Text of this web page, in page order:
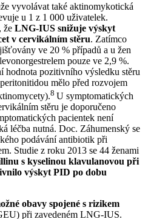
vyvolávat také aktinomykotická
u 1 z 1 000 uživatelek.
že LNG-IUS snižuje výskyt
v cervikálním stěru. Zatímco
ve 20 % případů a u žen
pouze ve 2,9 %.
hodnota pozitivního výsledku stěru
mělo před rozvojem
8 U symptomatických
stěru je doporučeno
pacientek není
léčba nutná. Doc. Záhumenský se
podávání antibiotik při
Studie z roku 2013 se 44 ženami
s kyselinou klavulanovou při
výskyt PID po dobu
obavy spojené s rizikem
při zavedeném LNG-IUS.